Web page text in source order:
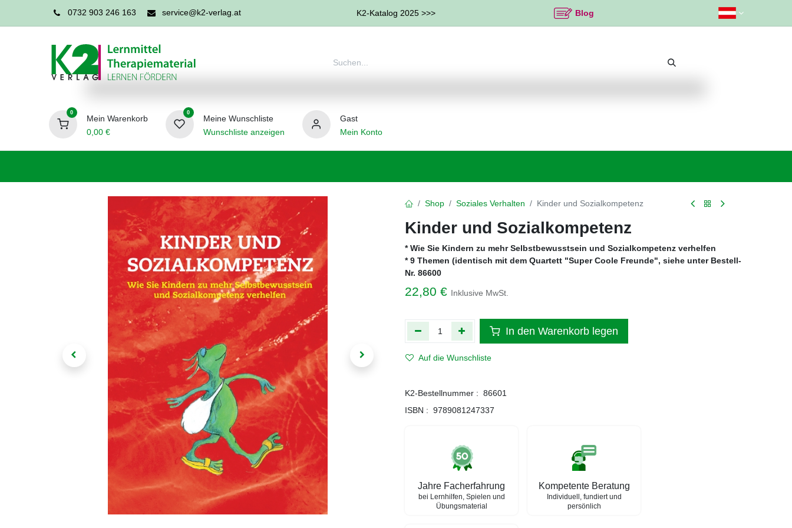
0732 903 246 163 service@k2-verlag.at K2-Katalog 2025 >>> Blog
0
Mein Warenkorb
0,00€
0
Meine Wunschliste
Wunschliste anzeigen
Gast
Mein Konto
Shop Soziales Verhalten Kinder und Sozialkompetenz
Kinder und Sozialkompetenz
* Wie Sie Kindern zu mehr Selbstbewusstsein und Sozialkompetenz verhelfen
* 9 Themen (identisch mit dem Quartett "Super Coole Freunde", siehe unter Bestell-
Nr. 86600
22,80 € Inklusive MwSt.
In den Warenkorb legen
Auf die Wunschliste
K2-Bestellnummer : 86601
ISBN : 9789081247337
Jahre Facherfahrung
bei Lernhilfen, Spielen und
Übungsmaterial
Kompetente Beratung
Individuell, fundiert und
persönlich